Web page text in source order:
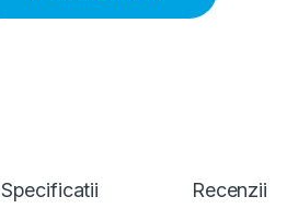
Specificatii Recenzii